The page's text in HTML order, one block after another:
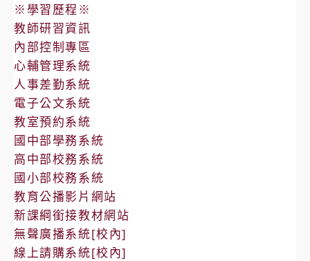
※學習歷程※
教師研習資訊
內部控制專區
心輔管理系統
人事差勤系統
電子公文系統
教室預約系統
國中部學務系統
高中部校務系統
國小部校務系統
教育公播影片網站
新課綱銜接教材網站
無聲廣播系統[校內]
線上請購系統[校內]